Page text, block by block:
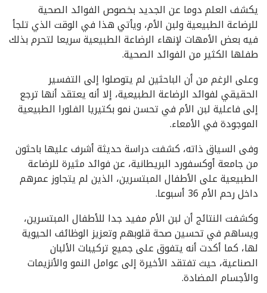
يكشف العلم دوما عن الجديد بخصوص الفوائد الصحية
للرضاعة الطبيعية ولبن الأم، ويأتي هذا في الوقت الذي تلجأ
فيه بعض الأمهات لإنهاء الرضاعة الطبيعية سريعا لتحرم بذلك
طفلها الكثير من الفوائد الصحية.
وعلى الرغم من أن الباحثين لم يتوصلوا إلى التفسير
الحقيقي لفوائد الرضاعة الطبيعية، إلا أنه يعتقد أنها ترجع
إلى فاعلية لبن الأم في تحسن نمو بكتيريا الفلورا الطبيعية
الموجودة في الأمعاء.
وفى السياق ذاته، كشفت دراسة حديثة أشرف عليها باحثون
من جامعة أوكسفورد البريطانية، عن فوائد مثيرة للرضاعة
الطبيعية على الأطفال المبتسرين، الذين لم يتجاوز عمرهم
داخل رحم الأم 36 أسبوعا.
وكشفت النتائج أن لبن الأم مفيد جدا للأطفال المبتسرين،
ويساهم في تحسين صحة قلوبهم وتعزيز الوظائف الحيوية
لها، كما أكدت أنه يتفوق على جميع تركيبات الألبان
الصناعية، حيث تفتقد الأخيرة إلى عوامل النمو والأنزيمات
والأجسام المضادة.